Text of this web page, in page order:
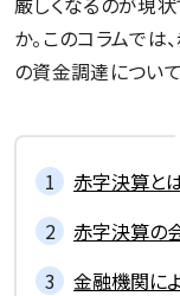
か。このコラムで
の資金調達につい
赤字決算と
赤字決算の
金融機関に